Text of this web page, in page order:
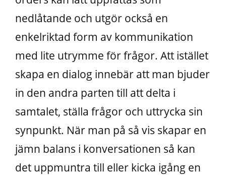
nedlåtande och utgör också en
enkelriktad form av kommunikation
med lite utrymme för frågor. Att istället
skapa en dialog innebär att man bjuder
in den andra parten till att delta i
samtalet, ställa frågor och uttrycka sin
synpunkt. När man på så vis skapar en
jämn balans i konversationen så kan
det uppmuntra till eller kicka igång en